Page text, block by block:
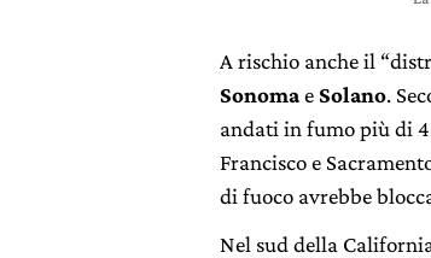
A rischio anche il
Sonomae Solano.
andati in fumo più di
Francisco e
di fuoco avrebbe
Nel sud della